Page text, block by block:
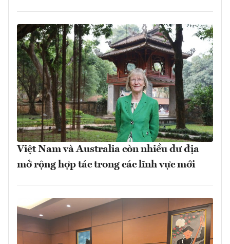
Việt Nam và Australia còn nhiều dư địa
mở rộng hợp tác trong các lĩnh vực mới